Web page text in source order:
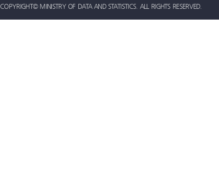
COPYRIGHT© MINISTRY OF DATA AND STATISTICS. ALL RIGHTS RESERVED.